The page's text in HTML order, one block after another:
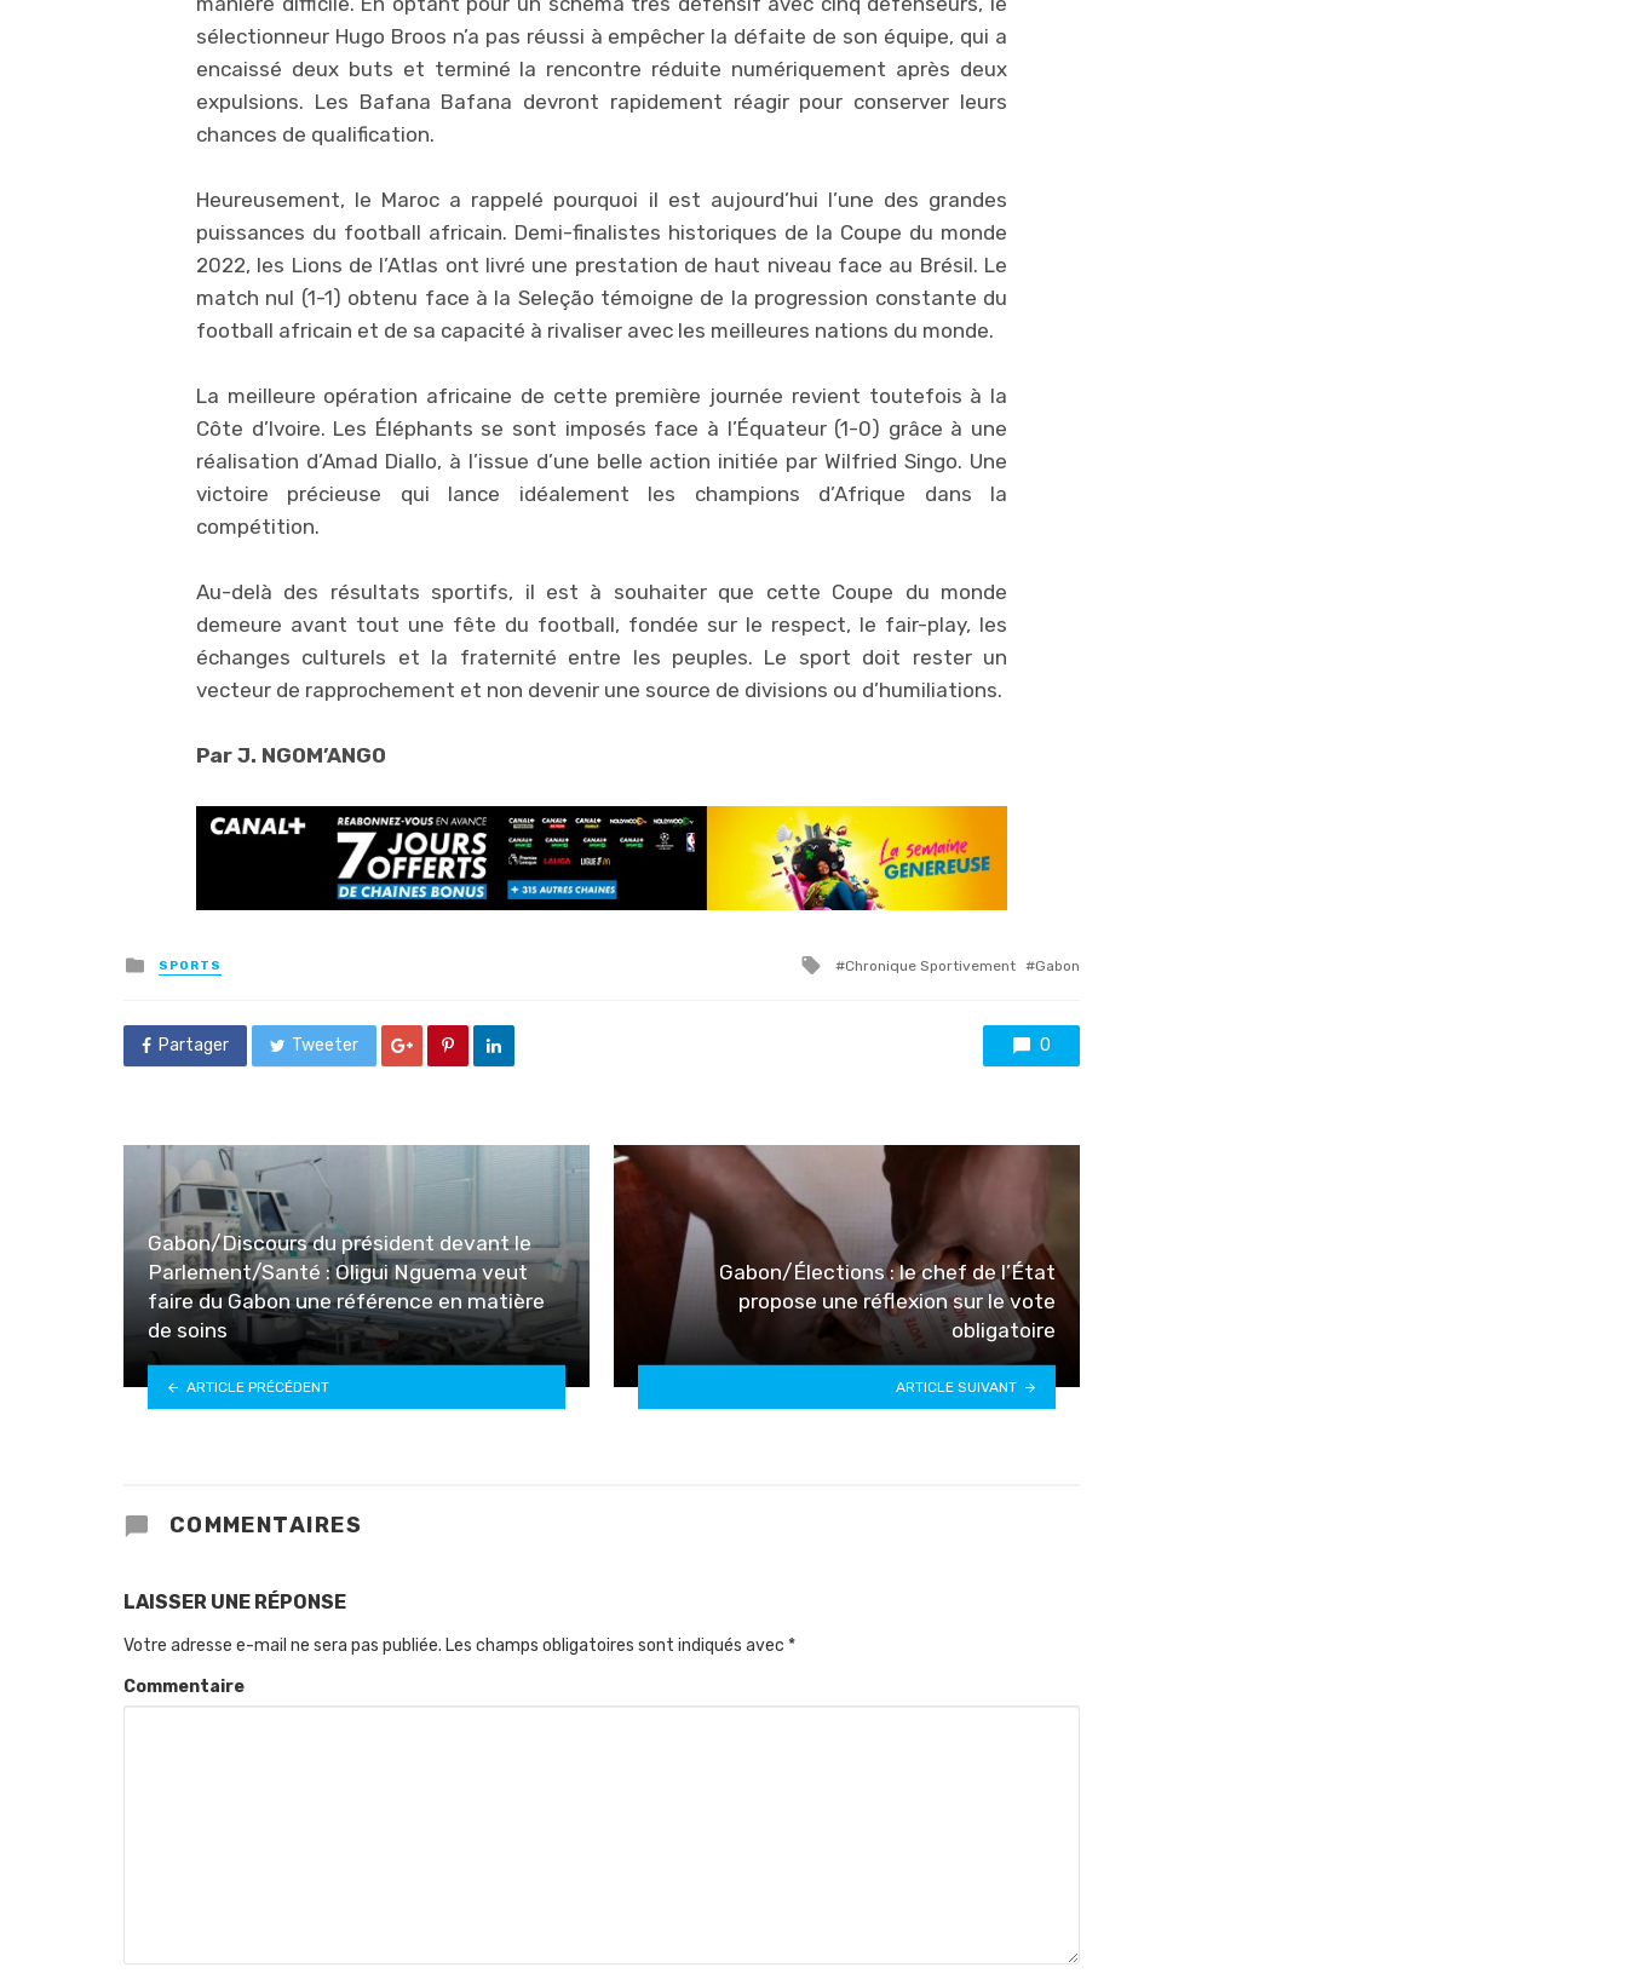
sélectionneur Hugo Broos n’a pas réussi à empêcher la défaite de son équipe, qui a
encaissé deux buts et terminé la rencontre réduite numériquement après deux
expulsions. Les Bafana Bafana devront rapidement réagir pour conserver leurs
chances de qualification.
Heureusement, le Maroc a rappelé pourquoi il est aujourd’hui l’une des grandes
puissances du football africain. Demi-finalistes historiques de la Coupe du monde
2022, les Lions de l’Atlas ont livré une prestation de haut niveau face au Brésil. Le
match nul (1-1) obtenu face à la Seleção témoigne de la progression constante du
football africain et de sa capacité à rivaliser avec les meilleures nations du monde.
La meilleure opération africaine de cette première journée revient toutefois à la
Côte d’Ivoire. Les Éléphants se sont imposés face à l’Équateur (1-0) grâce à une
réalisation d’Amad Diallo, à l’issue d’une belle action initiée par Wilfried Singo. Une
victoire précieuse qui lance idéalement les champions d’Afrique dans la
compétition.
Au-delà des résultats sportifs, il est à souhaiter que cette Coupe du monde
demeure avant tout une fête du football, fondée sur le respect, le fair-play, les
échanges culturels et la fraternité entre les peuples. Le sport doit rester un
vecteur de rapprochement et non devenir une source de divisions ou d’humiliations.
Par J. NGOM’ANGO
Posted
in
SPORTS
Tagged
Chronique Sportivement Gabon
Partager Tweeter 0
Gabon/Discours du président devant le
Parlement/Santé : Oligui Nguema veut
faire du Gabon une référence en matière
de soins
ARTICLE PRÉCÉDENT
Gabon/Élections : le chef de l’État
propose une réflexion sur le vote
obligatoire
ARTICLE SUIVANT
COMMENTAIRES
LAISSER UNE RÉPONSE
Votre adresse e-mail ne sera pas publiée. Les champs obligatoires sont indiqués avec *
Commentaire